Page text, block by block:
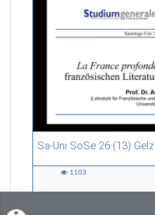
Sa-Uni SoSe 26 (13) Gelz
55:13 duration
1103